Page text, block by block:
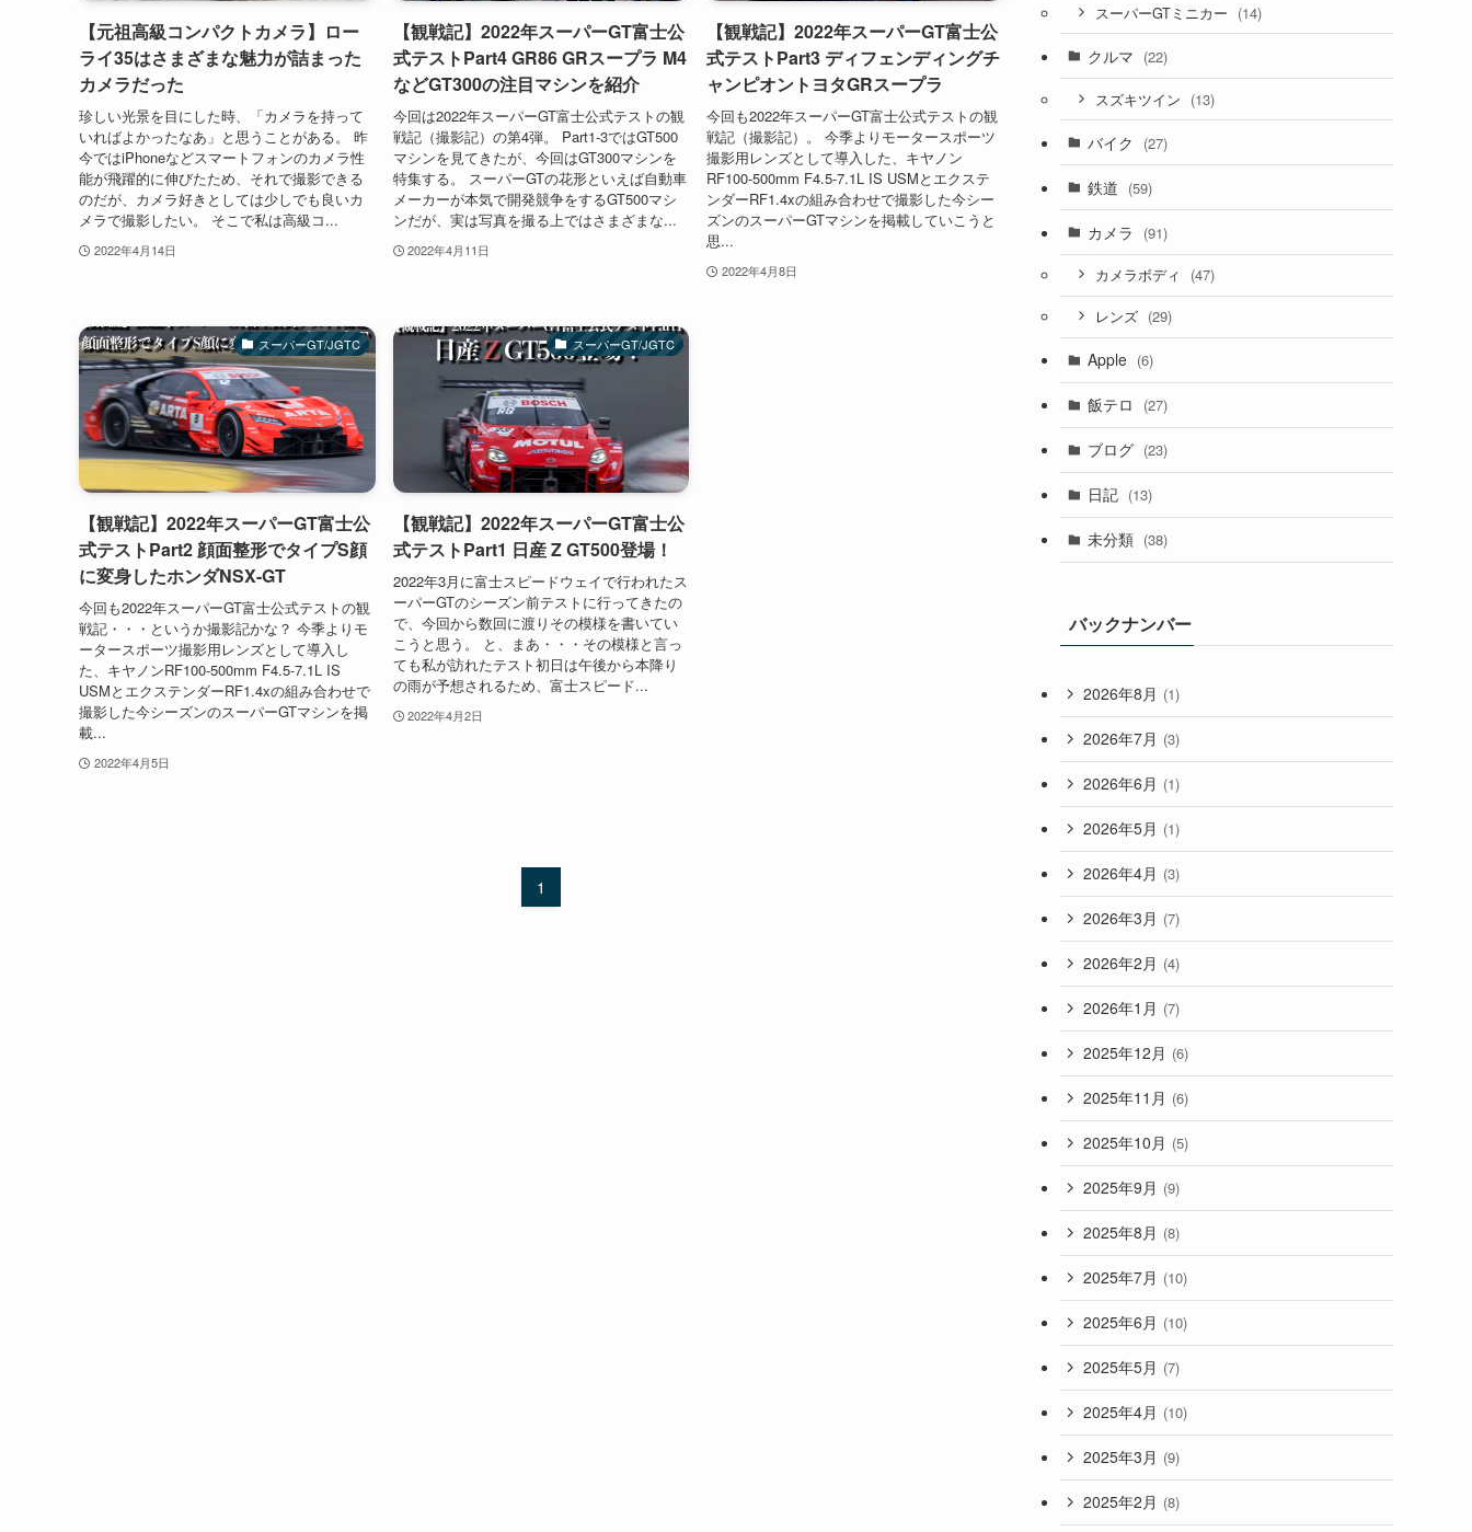
【元祖高級コンパクトカメラ】ロー
ライ35はさまざまな魅力が詰まった
カメラだった
珍しい光景を目にした時、「カメラを持って
いればよかったなあ」と思うことがある。 昨
今ではiPhoneなどスマートフォンのカメラ性
能が飛躍的に伸びたため、それで撮影できる
のだが、カメラ好きとしては少しでも良いカ
メラで撮影したい。 そこで私は高級コ...
2022年4月14日
【観戦記】2022年スーパーGT富士公
式テストPart4 GR86 GRスープラ M4
などGT300の注目マシンを紹介
今回は2022年スーパーGT富士公式テストの観
戦記（撮影記）の第4弾。 Part1-3ではGT500
マシンを見てきたが、今回はGT300マシンを
特集する。 スーパーGTの花形といえば自動車
メーカーが本気で開発競争をするGT500マシ
ンだが、実は写真を撮る上ではさまざまな...
2022年4月11日
【観戦記】2022年スーパーGT富士公
式テストPart3 ディフェンディングチ
ャンピオントヨタGRスープラ
今回も2022年スーパーGT富士公式テストの観
戦記（撮影記）。 今季よりモータースポーツ
撮影用レンズとして導入した、キヤノン
RF100-500mm F4.5-7.1L IS USMとエクステ
ンダーRF1.4xの組み合わせで撮影した今シー
ズンのスーパーGTマシンを掲載していこうと
思...
2022年4月8日
スーパーGT/JGTC
【観戦記】2022年スーパーGT富士公
式テストPart2 顔面整形でタイプS顔
に変身したホンダNSX-GT
今回も2022年スーパーGT富士公式テストの観
戦記・・・というか撮影記かな？ 今季よりモ
ータースポーツ撮影用レンズとして導入し
た、キヤノンRF100-500mm F4.5-7.1L IS
USMとエクステンダーRF1.4xの組み合わせで
撮影した今シーズンのスーパーGTマシンを掲
載...
2022年4月5日
スーパーGT/JGTC
【観戦記】2022年スーパーGT富士公
式テストPart1 日産 Z GT500登場！
2022年3月に富士スピードウェイで行われたス
ーパーGTのシーズン前テストに行ってきたの
で、今回から数回に渡りその模様を書いてい
こうと思う。 と、まあ・・・その模様と言っ
ても私が訪れたテスト初日は午後から本降り
の雨が予想されるため、富士スピード...
2022年4月2日
1
スーパーGTミニカー (14)
クルマ (22)
スズキツイン (13)
バイク (27)
鉄道 (59)
カメラ (91)
カメラボディ (47)
レンズ (29)
Apple (6)
飯テロ (27)
ブログ (23)
日記 (13)
未分類 (38)
バックナンバー
2026年8月 (1)
2026年7月 (3)
2026年6月 (1)
2026年5月 (1)
2026年4月 (3)
2026年3月 (7)
2026年2月 (4)
2026年1月 (7)
2025年12月 (6)
2025年11月 (6)
2025年10月 (5)
2025年9月 (9)
2025年8月 (8)
2025年7月 (10)
2025年6月 (10)
2025年5月 (7)
2025年4月 (10)
2025年3月 (9)
2025年2月 (8)